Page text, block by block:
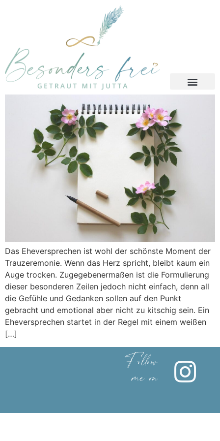
Das Eheversprechen ist wohl der schönste Moment der
Trauzeremonie. Wenn das Herz spricht, bleibt kaum ein
Auge trocken. Zugegebenermaßen ist die Formulierung
dieser besonderen Zeilen jedoch nicht einfach, denn all
die Gefühle und Gedanken sollen auf den Punkt
gebracht und emotional aber nicht zu kitschig sein. Ein
Eheversprechen startet in der Regel mit einem weißen
[…]
Follow
me on